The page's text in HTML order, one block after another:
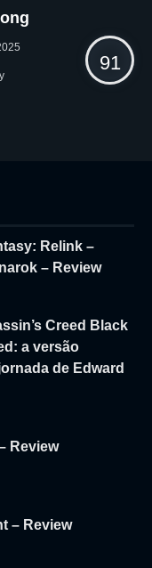
91
Relink –
– Review
Creed Black
a versão
de Edward
Review
– Review